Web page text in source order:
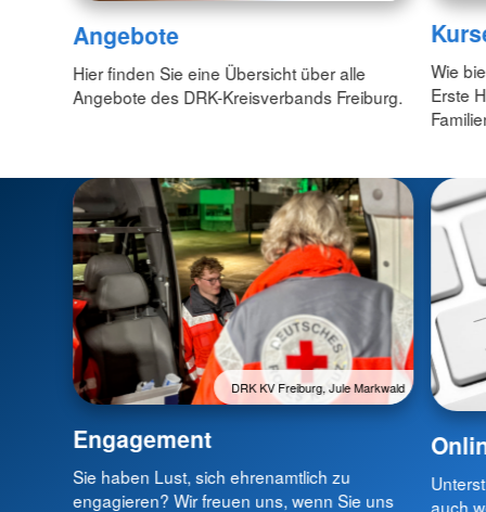
Angebote
Hier finden Sie eine Übersicht über alle
Angebote des DRK-Kreisverbands Freiburg.
Wie
Erste
DRK KV Freiburg, Jule Markwald
Engagement
Sie haben Lust, sich ehrenamtlich zu
engagieren? Wir freuen uns, wenn Sie uns
auch